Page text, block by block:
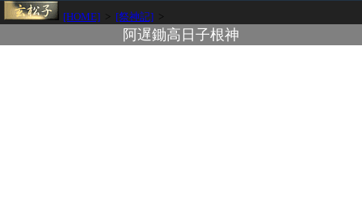
[HOME] [祭神記]
阿遅鋤高日子根神